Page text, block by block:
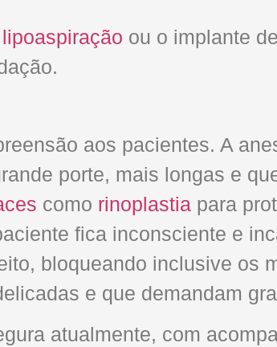
lipoaspiração ou o implante de
aos pacientes. A
porte, mais longas e
como rinoplastia para
fica inconsciente e
bloqueando inclusive os
e que demandam
atualmente, com